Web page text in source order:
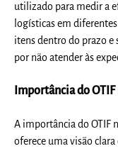
utilizado para medir a
logísticas em
itens dentro do prazo e
por não atender às
Importância do
A importância do OTIF
oferece uma visão